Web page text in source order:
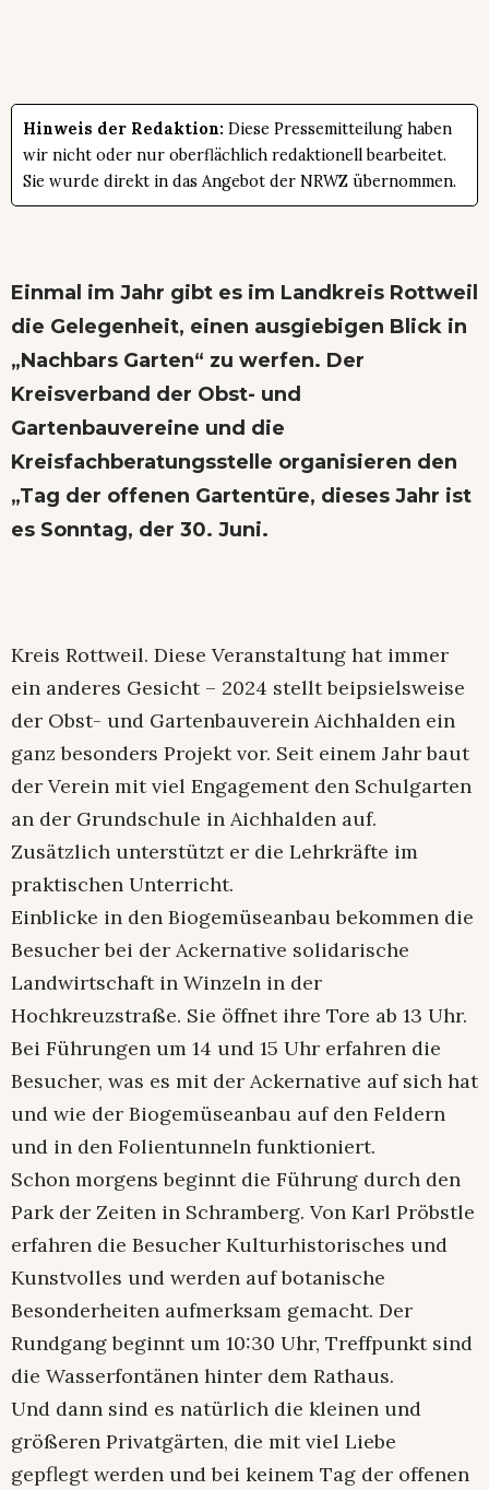
Hinweis der Redaktion: Diese Pressemitteilung haben
wir nicht oder nur oberflächlich redaktionell bearbeitet.
Sie wurde direkt in das Angebot der NRWZ übernommen.
Einmal im Jahr gibt es im Landkreis Rottweil
die Gelegenheit, einen ausgiebigen Blick in
„Nachbars Garten“ zu werfen. Der
Kreisverband der Obst- und
Gartenbauvereine und die
Kreisfachberatungsstelle organisieren den
„Tag der offenen Gartentüre, dieses Jahr ist
es Sonntag, der 30. Juni.
Kreis Rottweil. Diese Veranstaltung hat immer
ein anderes Gesicht – 2024 stellt beipsielsweise
der Obst- und Gartenbauverein Aichhalden ein
ganz besonders Projekt vor. Seit einem Jahr baut
der Verein mit viel Engagement den Schulgarten
an der Grundschule in Aichhalden auf.
Zusätzlich unterstützt er die Lehrkräfte im
praktischen Unterricht.
Einblicke in den Biogemüseanbau bekommen die
Besucher bei der Ackernative solidarische
Landwirtschaft in Winzeln in der
Hochkreuzstraße. Sie öffnet ihre Tore ab 13 Uhr.
Bei Führungen um 14 und 15 Uhr erfahren die
Besucher, was es mit der Ackernative auf sich hat
und wie der Biogemüseanbau auf den Feldern
und in den Folientunneln funktioniert.
Schon morgens beginnt die Führung durch den
Park der Zeiten in Schramberg. Von Karl Pröbstle
erfahren die Besucher Kulturhistorisches und
Kunstvolles und werden auf botanische
Besonderheiten aufmerksam gemacht. Der
Rundgang beginnt um 10:30 Uhr, Treffpunkt sind
die Wasserfontänen hinter dem Rathaus.
Und dann sind es natürlich die kleinen und
größeren Privatgärten, die mit viel Liebe
gepflegt werden und bei keinem Tag der offenen